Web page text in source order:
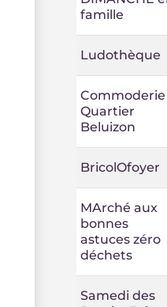
famille
Ludothèque
Commoderie
Quartier
Beluizon
BricolOfoyer
MArché aux
bonnes
astuces zéro
déchets
Samedi des